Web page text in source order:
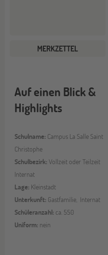
MERKZETTEL
Auf einen Blick &
Highlights
Schulname: Campus La Salle Saint
Christophe
Schulbezirk: Vollzeit oder Teilzeit
Internat
Lage: Kleinstadt
Unterkunft: Gastfamilie, Internat
Schüleranzahl: ca. 550
Uniform: nein